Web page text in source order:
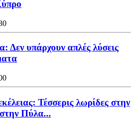
Δεν υπάρχουν απλές λύσεις
Τέσσερις λωρίδες στην
Πύλα...